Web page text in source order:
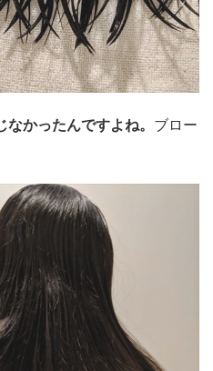
かったんですよね。 ブロー